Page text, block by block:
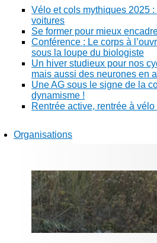
Vélo et cols mythiques 2025
voitures
Se former pour mieux
Conférence : Le corps à
sous la loupe du biologiste
Un hiver studieux pour nos
mais aussi des neurones en
Une AG sous le signe de la
dynamisme !
Rentrée active, rentrée à
Organisations